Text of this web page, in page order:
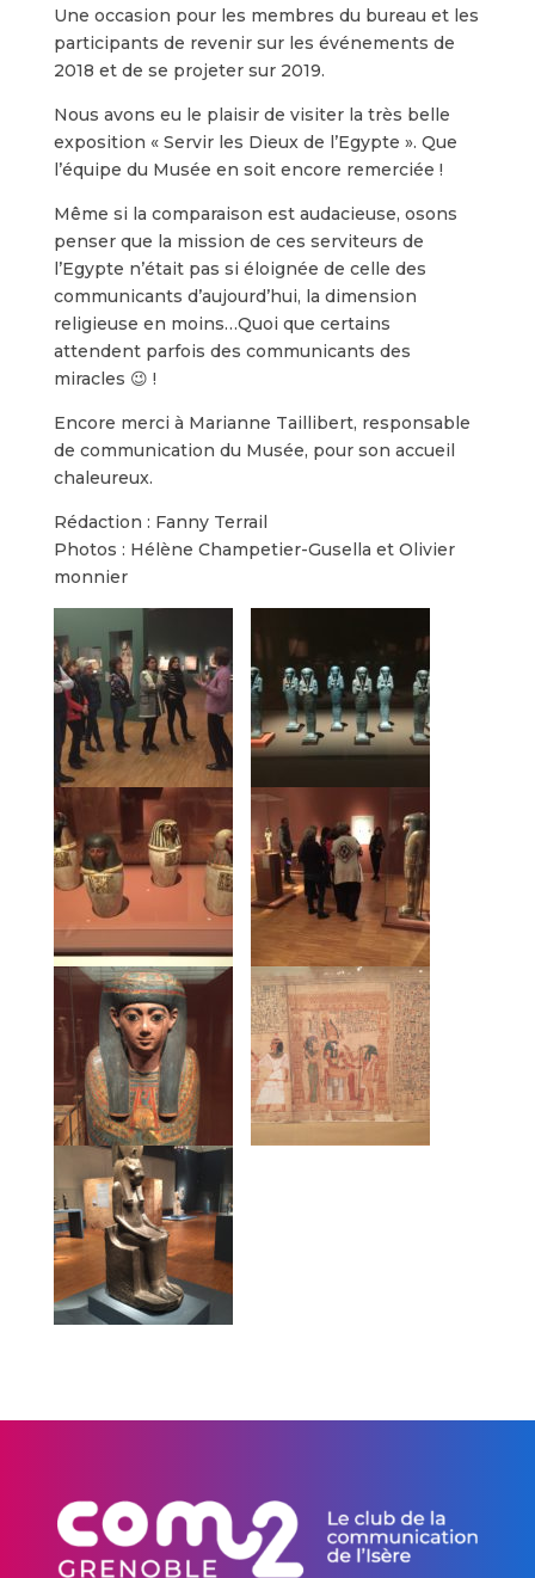
Une occasion pour les membres du bureau et les
participants de revenir sur les événements de
2018 et de se projeter sur 2019.
Nous avons eu le plaisir de visiter la très belle
exposition « Servir les Dieux de l’Egypte ». Que
l’équipe du Musée en soit encore remerciée !
Même si la comparaison est audacieuse, osons
penser que la mission de ces serviteurs de
l’Egypte n’était pas si éloignée de celle des
communicants d’aujourd’hui, la dimension
religieuse en moins…Quoi que certains
attendent parfois des communicants des
miracles 😉 !
Encore merci à Marianne Taillibert, responsable
de communication du Musée, pour son accueil
chaleureux.
Rédaction : Fanny Terrail
Photos : Hélène Champetier-Gusella et Olivier
monnier